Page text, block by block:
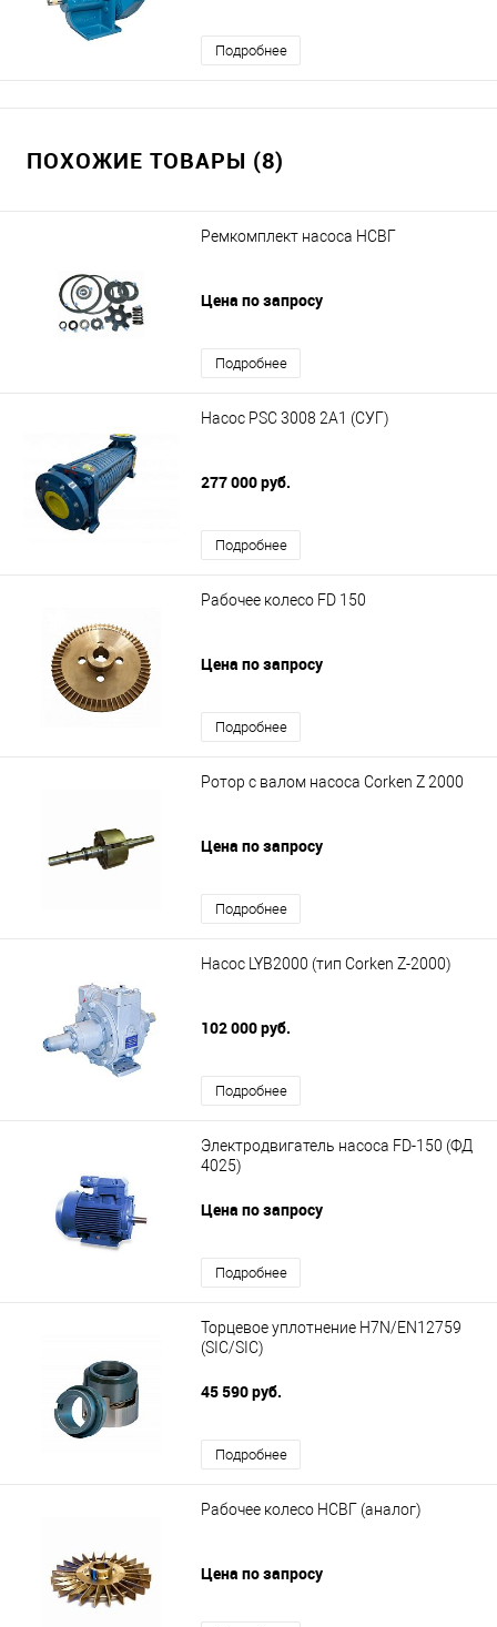
Подробнее
ПОХОЖИЕ ТОВАРЫ (8)
Ремкомплект насоса НСВГ
Цена по запросу
Подробнее
Насос PSC 3008 2A1 (СУГ)
277 000 руб.
Подробнее
Рабочее колесо FD 150
Цена по запросу
Подробнее
Ротор с валом насоса Corken Z 2000
Цена по запросу
Подробнее
Насос LYB2000 (тип Corken Z-2000)
102 000 руб.
Подробнее
Электродвигатель насоса FD-150 (ФД
4025)
Цена по запросу
Подробнее
Торцевое уплотнение H7N/EN12759
(SIC/SIC)
45 590 руб.
Подробнее
Рабочее колесо НСВГ (аналог)
Цена по запросу